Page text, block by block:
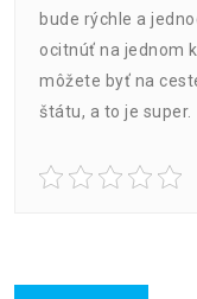
bude rýchle a
ocitnúť na jednom
môžete byť na
štátu, a to je super.